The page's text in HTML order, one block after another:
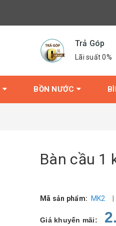
Trả Góp
Lãi suất 0%
BỒN NƯỚC
Bàn cầu 1
Mã sản phẩm: MK2
Giá khuyến mãi: